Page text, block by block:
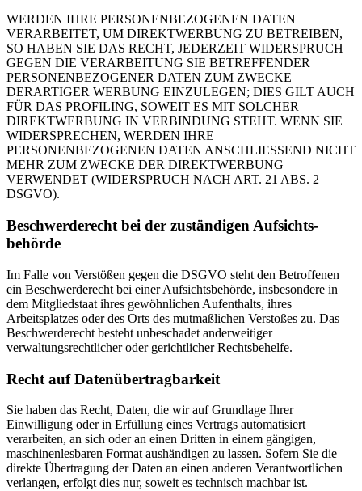
WERDEN IHRE PERSONENBEZOGENEN DATEN
VERARBEITET, UM DIREKTWERBUNG ZU BETREIBEN,
SO HABEN SIE DAS RECHT, JEDERZEIT WIDERSPRUCH
GEGEN DIE VERARBEITUNG SIE BETREFFENDER
PERSONENBEZOGENER DATEN ZUM ZWECKE
DERARTIGER WERBUNG EINZULEGEN; DIES GILT AUCH
FÜR DAS PROFILING, SOWEIT ES MIT SOLCHER
DIREKTWERBUNG IN VERBINDUNG STEHT. WENN SIE
WIDERSPRECHEN, WERDEN IHRE
PERSONENBEZOGENEN DATEN ANSCHLIESSEND NICHT
MEHR ZUM ZWECKE DER DIREKTWERBUNG
VERWENDET (WIDERSPRUCH NACH ART. 21 ABS. 2
DSGVO).
Beschwerde­recht bei der zuständigen Aufsichts­
behörde
Im Falle von Verstößen gegen die DSGVO steht den Betroffenen
ein Beschwerderecht bei einer Aufsichtsbehörde, insbesondere in
dem Mitgliedstaat ihres gewöhnlichen Aufenthalts, ihres
Arbeitsplatzes oder des Orts des mutmaßlichen Verstoßes zu. Das
Beschwerderecht besteht unbeschadet anderweitiger
verwaltungsrechtlicher oder gerichtlicher Rechtsbehelfe.
Recht auf Daten­übertrag­barkeit
Sie haben das Recht, Daten, die wir auf Grundlage Ihrer
Einwilligung oder in Erfüllung eines Vertrags automatisiert
verarbeiten, an sich oder an einen Dritten in einem gängigen,
maschinenlesbaren Format aushändigen zu lassen. Sofern Sie die
direkte Übertragung der Daten an einen anderen Verantwortlichen
verlangen, erfolgt dies nur, soweit es technisch machbar ist.